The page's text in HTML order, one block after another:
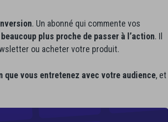
. Un abonné qui commente vos
beaucoup plus proche de passer à l’action. Il
ou acheter votre produit.
que vous entretenez avec votre audience, et